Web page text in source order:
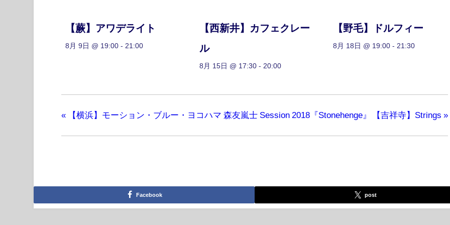
【蕨】アワデライト
8月 9日 @ 19:00 - 21:00
【西新井】カフェクレー
ル
8月 15日 @ 17:30- 20:00
【野毛】ドルフィー
8月 18日 @ 19:00 - 21:30
« 【横浜】モーション・ブルー・ヨコハマ 森友嵐士 Session 2018『Stonehenge』 【吉祥寺】Strings »
Facebook post